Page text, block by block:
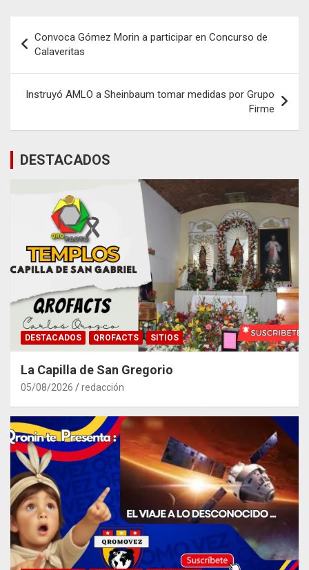
de
entradas
Convoca Gómez Morin a participar en Concurso de
Calaveritas
Instruyó AMLO a Sheinbaum tomar medidas por Grupo
Firme
DESTACADOS
DESTACADOS QROFACTS SITIOS
La Capilla de San Gregorio
05/08/2026 redacción